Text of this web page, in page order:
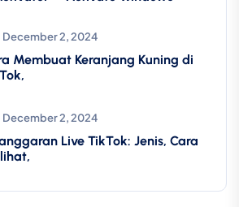
December 2, 2024
Membuat Keranjang Kuning di
December 2, 2024
Live TikTok: Jenis, Cara